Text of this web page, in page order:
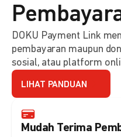
Mudah Terima
DOKU Payment Link
pembayaran maupun
sosial, atau platform
LIHAT PANDUAN